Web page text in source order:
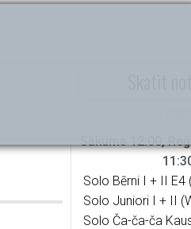
Skatīt
Sākums 12:00,
Solo Bērni I + II E4
Solo Juniori I + II
Solo Ča-ča-ča